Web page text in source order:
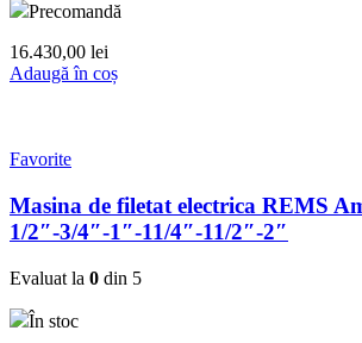
Precomandă
16.430,00 lei
Adaugă în coș
Favorite
Masina de filetat electrica REMS
1/2″-3/4″-1″-11/4″-11/2″-2″
Evaluat la 0 din 5
În stoc